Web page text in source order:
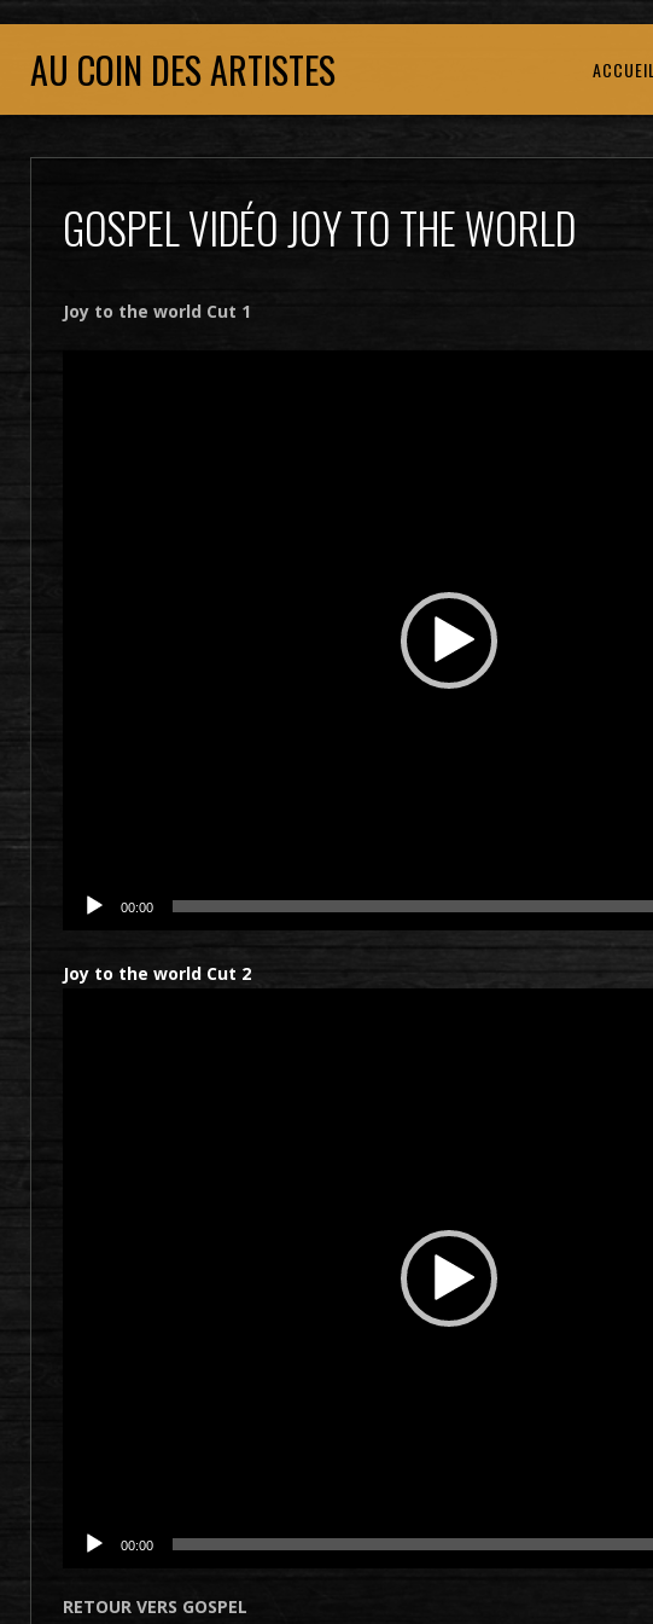
AU COIN DES ARTISTES ACCUEIL
GOSPEL VIDÉO JOY TO THE WORLD
Joy to the world Cut 1
00:00
Joy to the world Cut 2
00:00
RETOUR VERS GOSPEL